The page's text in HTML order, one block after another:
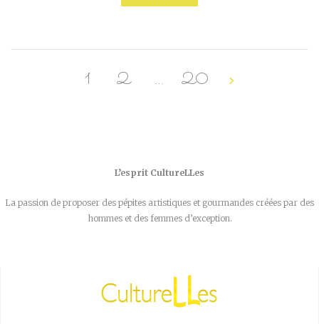
1 2 … 20
L’esprit CultureLLes
La passion de proposer des pépites artistiques et gourmandes créées par des
hommes et des femmes d’exception.